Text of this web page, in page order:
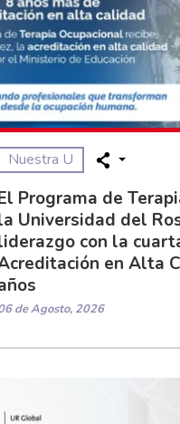
Nuestra U
Programa de
Universidad del
con la
en Alta
de Agosto, 2026